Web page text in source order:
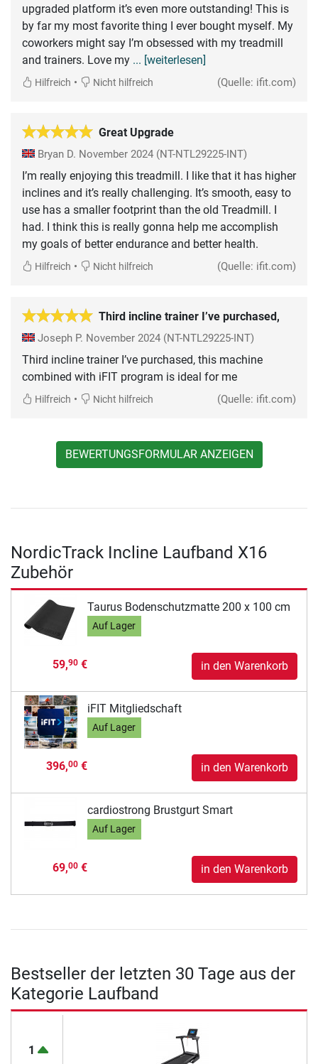
upgraded platform it’s even more outstanding! This is
by far my most favorite thing I ever bought myself. My
coworkers might say I’m obsessed with my treadmill
and trainers. Love my ... [weiterlesen]
Hilfreich • Nicht hilfreich (Quelle: ifit.com)
Great Upgrade
Bryan D. November 2024 (NT-NTL29225-INT)
I’m really enjoying this treadmill. I like that it has higher
inclines and it’s really challenging. It’s smooth, easy to
use has a smaller footprint than the old Treadmill. I
had. I think this is really gonna help me accomplish
my goals of better endurance and better health.
Hilfreich • Nicht hilfreich (Quelle: ifit.com)
Third incline trainer I’ve purchased,
Joseph P. November 2024 (NT-NTL29225-INT)
Third incline trainer I’ve purchased, this machine
combined with iFIT program is ideal for me
Hilfreich • Nicht hilfreich (Quelle: ifit.com)
BEWERTUNGSFORMULAR ANZEIGEN
NordicTrack Incline Laufband X16
Zubehör
Taurus Bodenschutzmatte 200 x 100 cm
Auf Lager
59,90€ in den Warenkorb
iFIT Mitgliedschaft
Auf Lager
396,00€ in den Warenkorb
cardiostrong Brustgurt Smart
Auf Lager
69,00€ in den Warenkorb
Bestseller der letzten 30 Tage aus der
Kategorie Laufband
1